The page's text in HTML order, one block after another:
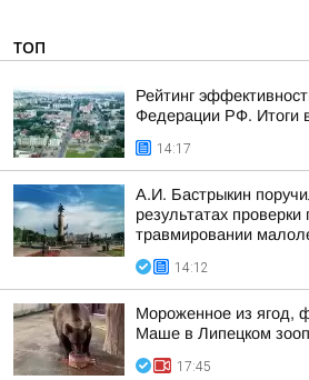
ТОП
Рейтинг
Федерации РФ. Итоги
14:17
А.И. Бастрыкин
результатах
травмировании
14:12
Мороженное из ягод,
Маше в Липецком
17:45